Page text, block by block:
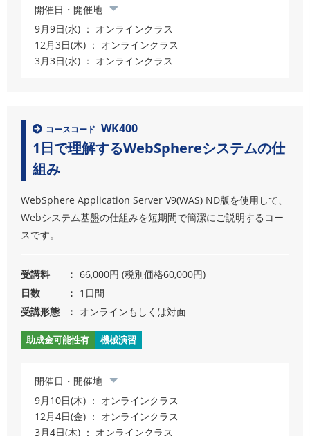
開催日・開催地
9月9日(水) ： オンラインクラス
12月3日(木) ： オンラインクラス
3月3日(水) ： オンラインクラス
コースコード WK400
1日で理解するWebSphereシステムの仕
組み
WebSphere Application Server V9(WAS) ND版を使用して、
Webシステム基盤の仕組みを短期間で簡潔にご説明するコー
スです。
受講料
66,000円 (税別価格60,000円)
日数
1日間
受講形態
オンラインもしくは対面
助成金可能性有 機械演習
開催日・開催地
9月10日(木) ： オンラインクラス
12月4日(金) ： オンラインクラス
3月4日(木) ： オンラインクラス